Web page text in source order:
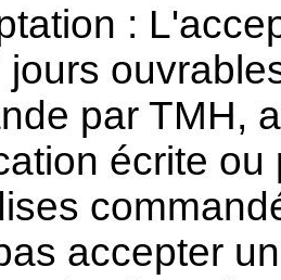
:
jours
par TMH,
écrite
accepter